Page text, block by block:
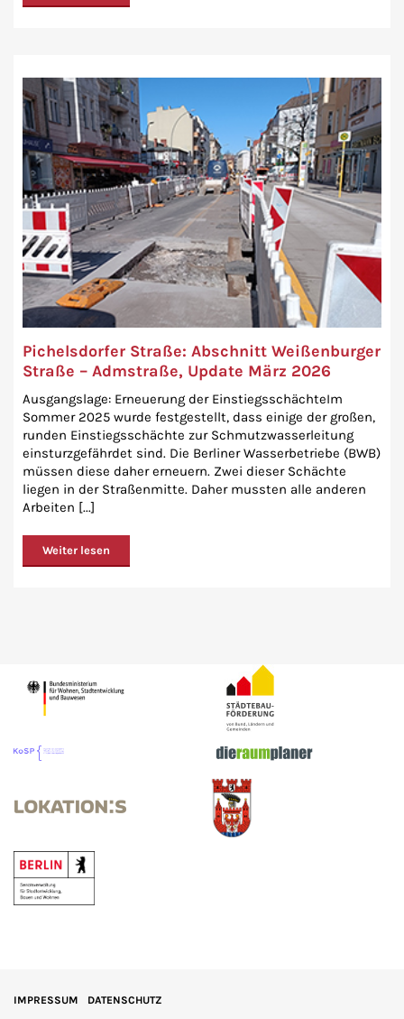
Pichelsdorfer Straße: Abschnitt Weißenburger
Straße – Admstraße, Update März 2026
Ausgangslage: Erneuerung der EinstiegsschächteIm
Sommer 2025 wurde festgestellt, dass einige der großen,
runden Einstiegsschächte zur Schmutzwasserleitung
einsturzgefährdet sind. Die Berliner Wasserbetriebe (BWB)
müssen diese daher erneuern. Zwei dieser Schächte
liegen in der Straßenmitte. Daher mussten alle anderen
Arbeiten [...]
Weiter lesen
IMPRESSUM DATENSCHUTZ